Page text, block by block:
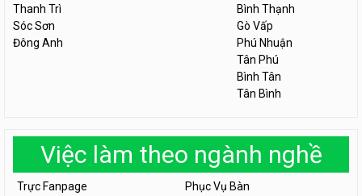
Thanh Trì
Sóc Sơn
Đông Anh
Bình Thạnh
Gò Vấp
Phú Nhuận
Tân Phú
Bình Tân
Tân Bình
Việc làm theo ngành nghề
Trực Fanpage
Phục Vụ Bàn